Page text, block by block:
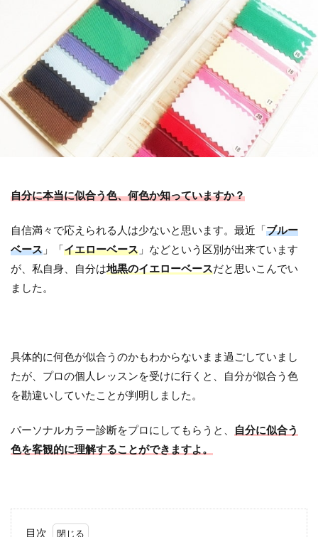
自分に本当に似合う色、何色か知っていますか？
自信満々で応えられる人は少ないと思います。最近「ブルー
ベース 」「イエローベース 」などという区別が出来ています
が、私自身、自分は地黒のイエローベースだと思いこんでい
ました。
具体的に何色が似合うのかもわからないまま過ごしていまし
たが、プロの個人レッスンを受けに行くと、自分が似合う色
を勘違いしていたことが判明しました。
パーソナルカラー診断をプロにしてもらうと、
自分に似合う
色を客観的に理解することができますよ。
目次